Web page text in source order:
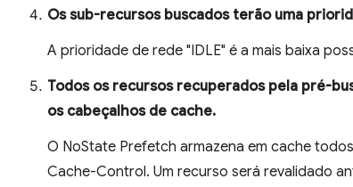
Os sub-recursos buscados terão uma
A prioridade de rede "IDLE" é a mais baixa
Todos os recursos recuperados pela pré-
os cabeçalhos de cache.
O NoState Prefetch armazena em cache
Cache-Control. Um recurso será revalidado